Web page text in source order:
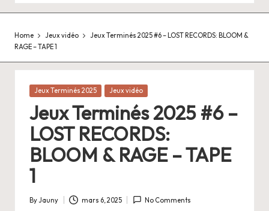
.
f
r
Home Jeux vidéo
Jeux Terminés 2025 #6 – LOST RECORDS: BLOOM &
RAGE – TAPE 1
Posted
Jeux Terminés 2025 Jeux vidéo
Jeux Terminés 2025 #6 –
LOST RECORDS:
BLOOM & RAGE – TAPE
1
Posted
ByJauny mars 6, 2025 No Comments